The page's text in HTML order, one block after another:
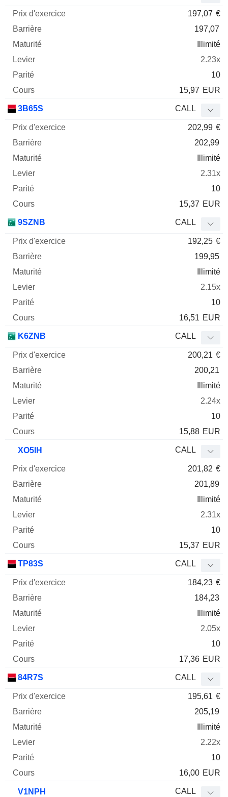
197,07 €
197,07
Illimité
2.23x
10
15,97 EUR
3B65S CALL
202,99 €
202,99
Illimité
2.31x
10
15,37 EUR
9SZNB CALL
192,25 €
199,95
Illimité
2.15x
10
16,51 EUR
K6ZNB CALL
200,21 €
200,21
Illimité
2.24x
10
15,88 EUR
XO5IH CALL
201,82 €
201,89
Illimité
2.31x
10
15,37 EUR
TP83S CALL
184,23 €
184,23
Illimité
2.05x
10
17,36 EUR
84R7S CALL
195,61 €
205,19
Illimité
2.22x
10
16,00 EUR
V1NPH CALL